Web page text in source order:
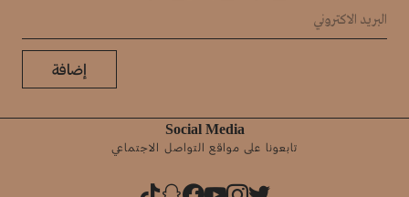
إضافة
Social Media
تابعونا على مواقع التواصل الاجتماعي